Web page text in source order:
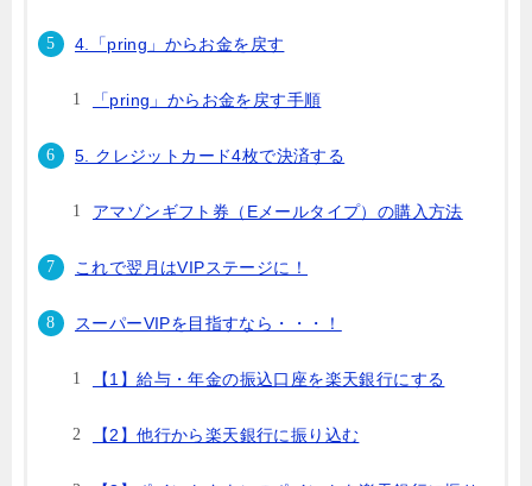
4.「pring」からお金を戻す
「pring」からお金を戻す手順
5. クレジットカード4枚で決済する
アマゾンギフト券（Eメールタイプ）の購入方法
これで翌月はVIPステージに！
スーパーVIPを目指すなら・・・！
【1】給与・年金の振込口座を楽天銀行にする
【2】他行から楽天銀行に振り込む